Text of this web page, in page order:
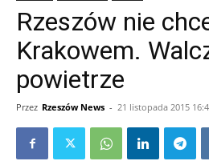
Rzeszów nie
Krakowem.
powietrze
Przez Rzeszów News - 21 listopada 2015